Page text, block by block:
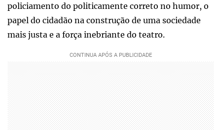
policiamento do politicamente correto no humor, o
papel do cidadão na construção de uma sociedade
mais justa e a força inebriante do teatro.